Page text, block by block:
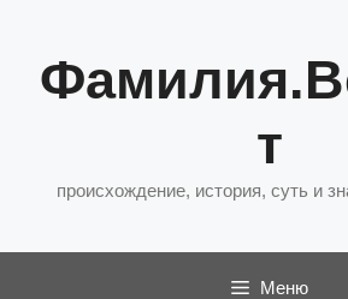
содержимому
т
происхождение, история, суть и
Меню